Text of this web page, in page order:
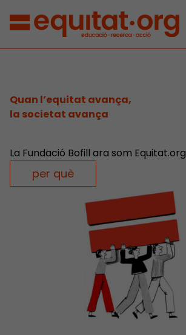
Quan l’equitat avança,
la societat avança
La Fundació Bofill ara som Equitat.org
per què